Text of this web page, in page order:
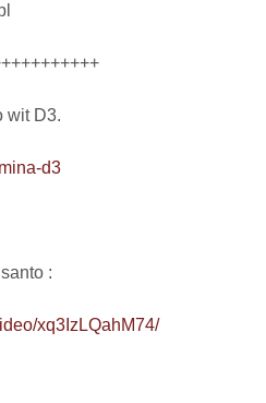
wit D3.
d3
:
xq3IzLQahM74/